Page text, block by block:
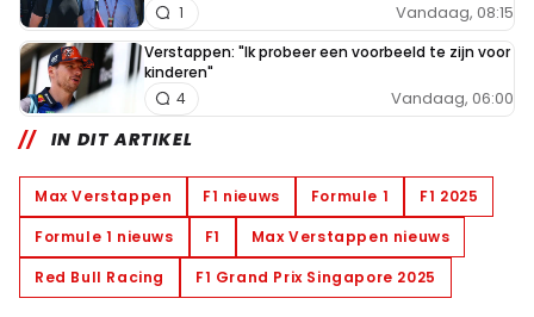
Vandaag, 08:15
1
Verstappen: "Ik probeer een voorbeeld te zijn voor
kinderen"
Vandaag, 06:00
4
IN DIT ARTIKEL
Max Verstappen F1 nieuws Formule 1
F1 2025
Formule 1 nieuws
F1
Max Verstappen nieuws
Red Bull Racing
F1 Grand Prix Singapore 2025